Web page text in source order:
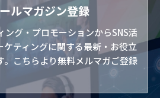
ルマガジン登録
ング・プロモーションからSNS活
ケティングに関する最新・お役立
。こちらより無料メルマガご登録